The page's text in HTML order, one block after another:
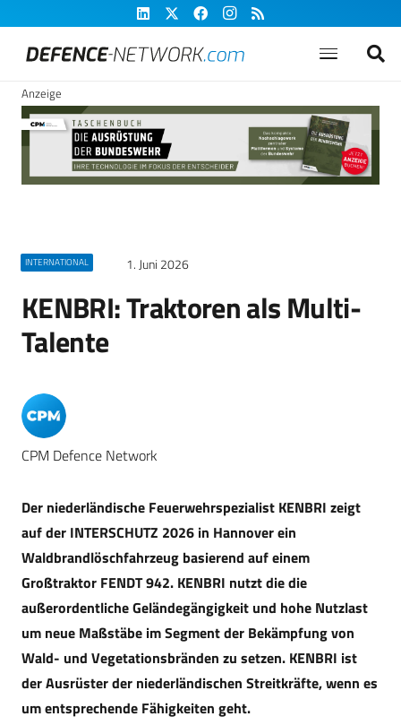
Anzeige
INTERNATIONAL 1. Juni 2026
KENBRI: Traktoren als Multi-
Talente
CPM Defence Network
Der niederländische Feuerwehrspezialist KENBRI zeigt
auf der INTERSCHUTZ 2026 in Hannover ein
Waldbrandlöschfahrzeug basierend auf einem
Großtraktor FENDT 942. KENBRI nutzt die die
außerordentliche Geländegängigkeit und hohe Nutzlast
um neue Maßstäbe im Segment der Bekämpfung von
Wald- und Vegetationsbränden zu setzen. KENBRI ist
der Ausrüster der niederländischen Streitkräfte, wenn es
um entsprechende Fähigkeiten geht.